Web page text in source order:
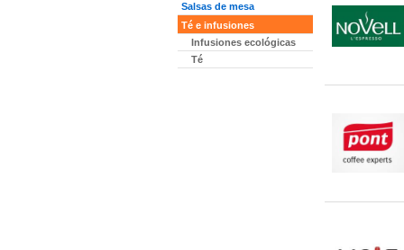
Salsas de mesa
Té e infusiones
Infusiones ecológicas
Té